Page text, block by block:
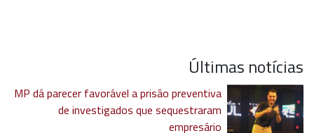
Últimas notícias
MP dá parecer favorável a prisão preventiva
de investigados que sequestraram
empresário